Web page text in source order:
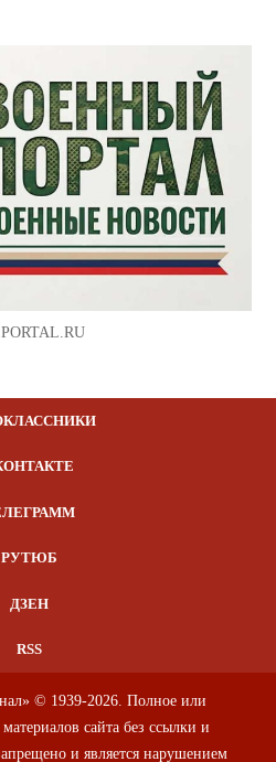
РУТЮБ
ДЗЕН
RSS
© 1939-2026. Полное или
сайта без ссылки и
и является нарушением